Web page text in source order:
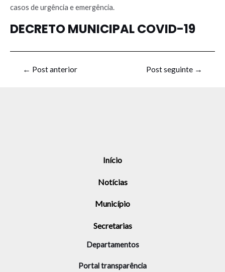
casos de urgência e emergência.
DECRETO MUNICIPAL COVID-19
← Post anterior Post seguinte →
Início
Notícias
Município
Secretarias
Departamentos
Portal transparência